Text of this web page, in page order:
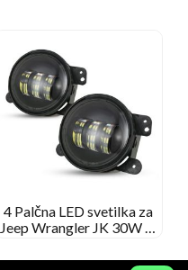
4 Palčna LED svetilka za
Jeep Wrangler JK 30W 4′
JK